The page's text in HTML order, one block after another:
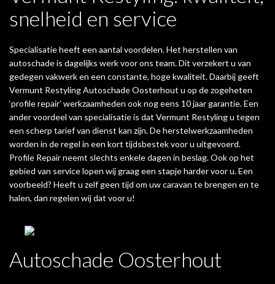
snelheid en service
Specialisatie heeft een aantal voordelen. Het herstellen van
autoschade is dagelijks werk voor ons team. Dit verzekert u van
gedegen vakwerk en een constante, hoge kwaliteit. Daarbij geeft
Vermunt Restyling Autoschade Oosterhout u op de zogeheten
‘profile repair’ werkzaamheden ook nog eens 10 jaar garantie. Een
ander voordeel van specialisatie is dat Vermunt Restyling u tegen
een scherp tarief van dienst kan zijn. De herstelwerkzaamheden
worden in de regel in een kort tijdsbestek voor u uitgevoerd.
Profile Repair neemt slechts enkele dagen in beslag. Ook op het
gebied van service lopen wij graag een stapje harder voor u. Een
voorbeeld? Heeft u zelf geen tijd om uw caravan te brengen en te
halen, dan regelen wij dat voor u!
Autoschade Oosterhout